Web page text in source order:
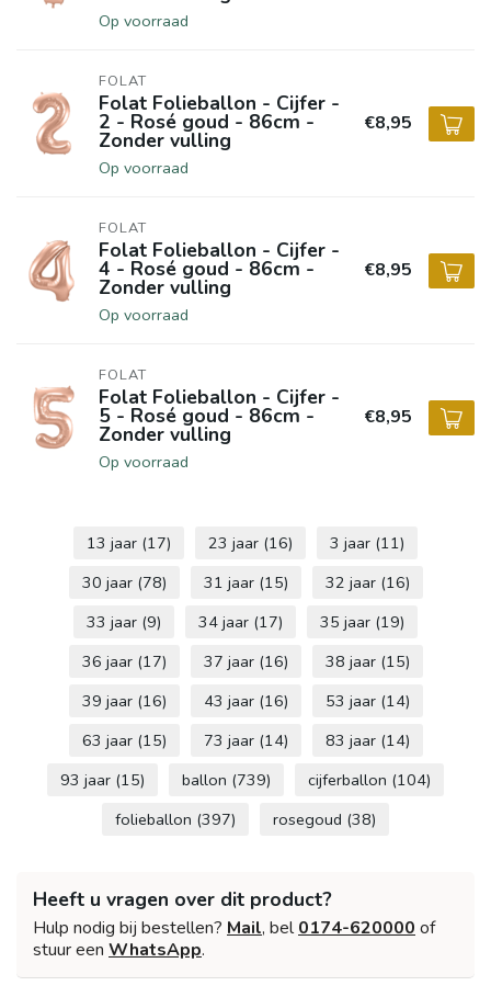
Op voorraad
FOLAT
Folat Folieballon - Cijfer -
2 - Rosé goud - 86cm -
Zonder vulling
Op voorraad
€8,95
FOLAT
Folat Folieballon - Cijfer -
4 - Rosé goud - 86cm -
Zonder vulling
Op voorraad
€8,95
FOLAT
Folat Folieballon - Cijfer -
5 - Rosé goud - 86cm -
Zonder vulling
Op voorraad
€8,95
13 jaar (17) 23 jaar (16) 3 jaar (11)
30 jaar (78) 31 jaar (15) 32 jaar (16)
33 jaar (9) 34 jaar (17) 35 jaar (19)
36 jaar (17) 37 jaar (16) 38 jaar (15)
39 jaar (16) 43 jaar (16) 53 jaar (14)
63 jaar (15) 73 jaar (14) 83 jaar (14)
93 jaar (15) ballon (739) cijferballon (104)
folieballon (397) rosegoud (38)
Heeft u vragen over dit product?
Hulp nodig bij bestellen? Mail, bel0174-620000 of
stuur een WhatsApp.